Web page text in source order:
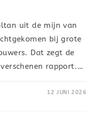
uit de mijn van
bij grote
Dat zegt de
rapport.…
12 JUNI 2026